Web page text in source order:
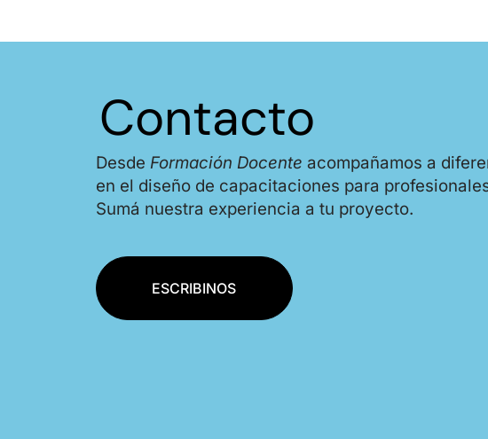
Contacto
Desde Formación Docente acompañamos a
en el diseño de capacitaciones para
Sumá nuestra experiencia a tu proyecto.
ESCRIBINOS